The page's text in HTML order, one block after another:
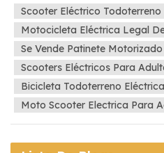
funcionan con gasolina.
hacer el cambio.1. Ecológico y
Alimentados por baterías
producen cero emisiones, lo
y contribuye a un medio
Depende de combustibles
nocivos que afectan
Menores costos de
adiós al aumento vertiginoso
Scooter Eléctrico Todoterreno
Motocicleta Eléctrica Legal
Se Vende Patinete Motorizado
Scooters Eléctricos Para
Bicicleta Todoterreno
Moto Scooter Electrica Para